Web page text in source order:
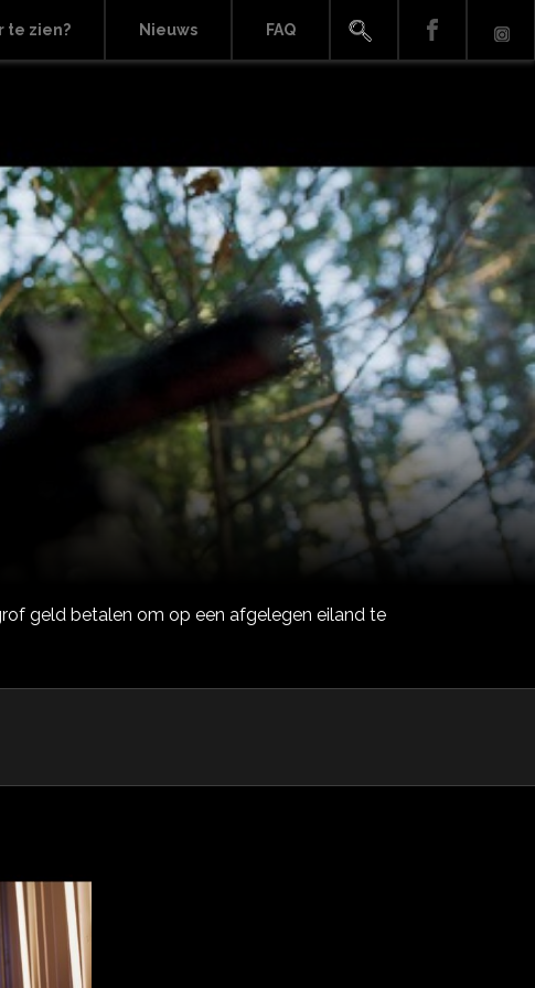
te zien? Nieuws FAQ
geld betalen om op een afgelegen eiland te